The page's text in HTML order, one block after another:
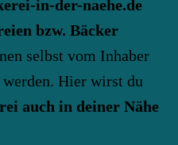
in-der-naehe.de
bzw. Bäcker
selbst vom Inhaber
Hier wirst du
auch in deiner Nähe